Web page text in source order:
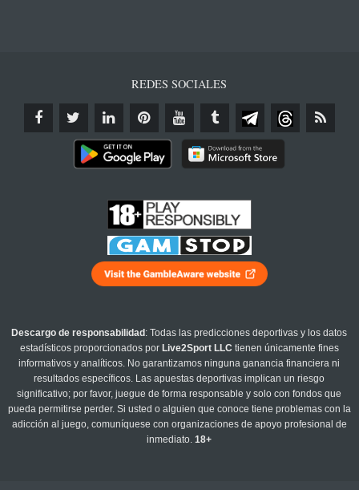
REDES SOCIALES
Descargo de responsabilidad : Todas las predicciones deportivas y los datos
estadísticos proporcionados por Live2Sport LLC tienen únicamente fines
informativos y analíticos. No garantizamos ninguna ganancia financiera ni
resultados específicos. Las apuestas deportivas implican un riesgo
significativo; por favor, juegue de forma responsable y solo con fondos que
pueda permitirse perder. Si usted o alguien que conoce tiene problemas con la
adicción al juego, comuníquese con organizaciones de apoyo profesional de
inmediato.18+